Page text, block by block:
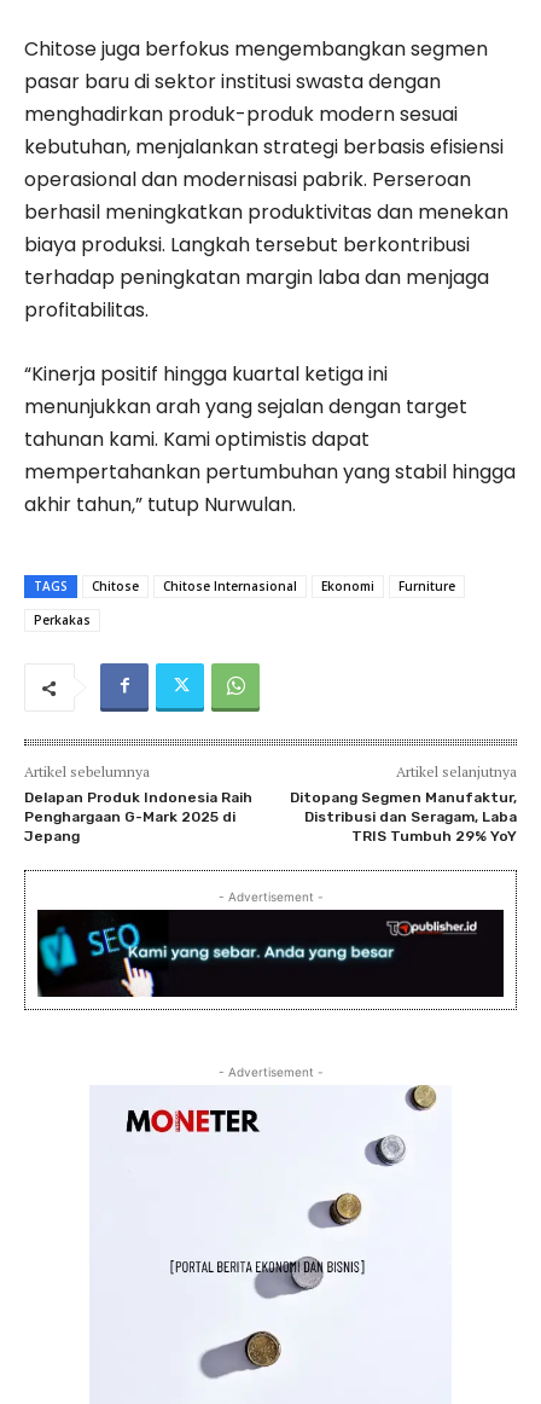
Chitose juga berfokus mengembangkan segmen
pasar baru di sektor institusi swasta dengan
menghadirkan produk-produk modern sesuai
kebutuhan, menjalankan strategi berbasis efisiensi
operasional dan modernisasi pabrik. Perseroan
berhasil meningkatkan produktivitas dan menekan
biaya produksi. Langkah tersebut berkontribusi
terhadap peningkatan margin laba dan menjaga
profitabilitas.
“Kinerja positif hingga kuartal ketiga ini
menunjukkan arah yang sejalan dengan target
tahunan kami. Kami optimistis dapat
mempertahankan pertumbuhan yang stabil hingga
akhir tahun,” tutup Nurwulan.
TAGS Chitose Chitose Internasional Ekonomi
Furniture
Perkakas
Artikel sebelumnya
Delapan Produk Indonesia Raih
Penghargaan G-Mark 2025 di
Jepang
Artikel selanjutnya
Ditopang Segmen Manufaktur,
Distribusi dan Seragam, Laba
TRIS Tumbuh 29% YoY
- Advertisement -
- Advertisement -